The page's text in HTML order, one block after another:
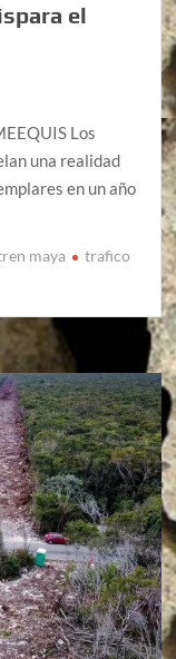
el
Los
una realidad
en un año
maya
trafico